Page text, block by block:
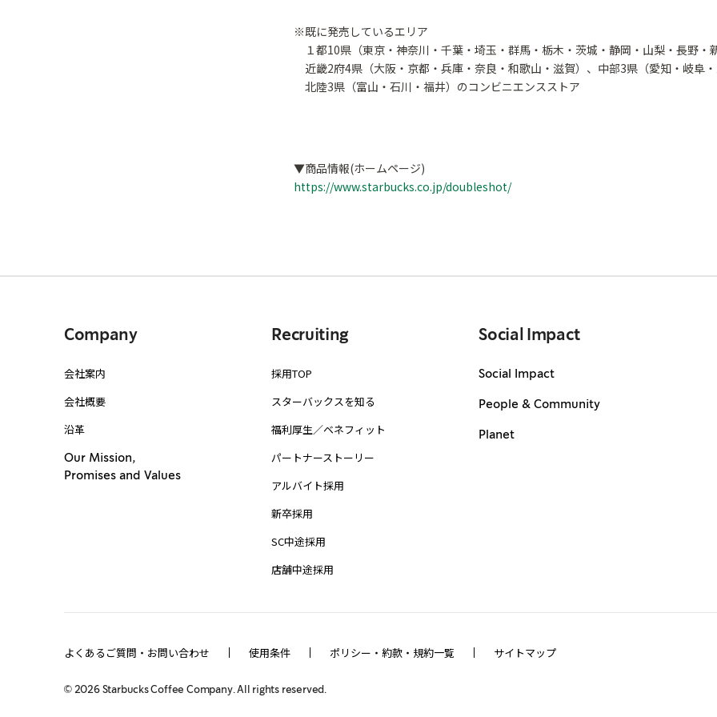
※既に発売しているエリア
１都10県（東京・神奈川・千葉・埼玉・群馬・栃木・茨城・静岡・山梨・長野・
近畿2府4県（大阪・京都・兵庫・奈良・和歌山・滋賀）、中部3県（愛知・岐阜・
北陸3県（富山・石川・福井）のコンビニエンスストア
▼商品情報(ホームページ)
https://www.starbucks.co.jp/doubleshot/
Company
会社案内
会社概要
沿革
Our Mission,
Promises and Values
Recruiting
採用TOP
スターバックスを知る
福利厚生／ベネフィット
パートナーストーリー
アルバイト採用
新卒採用
SC中途採用
店舗中途採用
Social Impact
Social Impact
People & Community
Planet
よくあるご質問・お問い合わせ 使用条件 ポリシー・約款・規約一覧 サイトマップ
© 2026Starbucks Coffee Company. All rights reserved.